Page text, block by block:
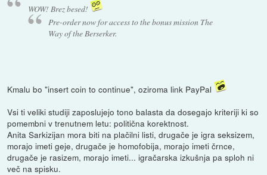
WOW! Brez besed!
Pre-order now for access to the bonus mission The
Way of the Berserker.
Kmalu bo "insert coin to continue", oziroma link PayPal
Vsi ti veliki studiji zaposlujejo tono balasta da dosegajo kriteriji ki so
pomembni v trenutnem letu: politična korektnost.
Anita Sarkizijan mora biti na plačilni listi, drugače je igra seksizem,
morajo imeti geje, drugače je homofobija, morajo imeti črnce,
drugače je rasizem, morajo imeti... igračarska izkušnja pa sploh ni
več na spisku.